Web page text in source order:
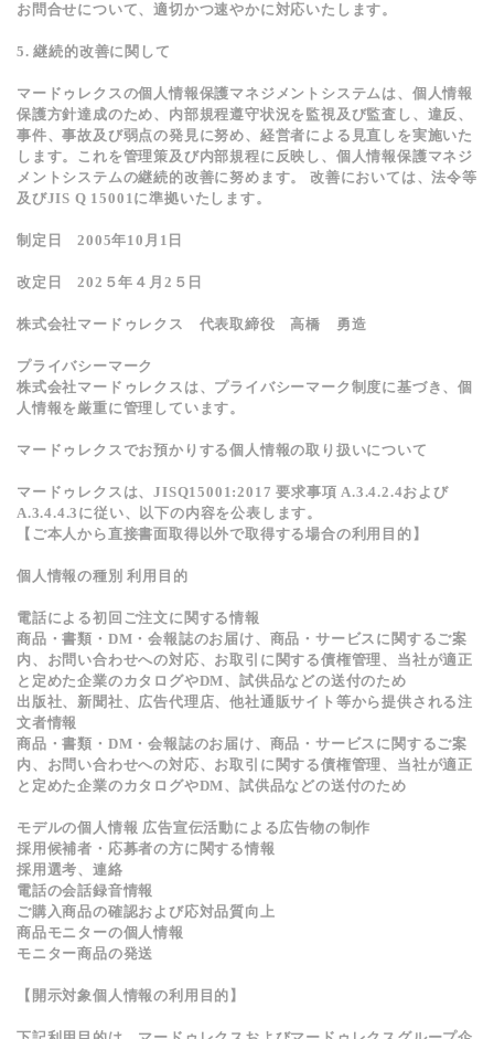
お問合せについて、適切かつ速やかに対応いたします。
5. 継続的改善に関して
マードゥレクスの個人情報保護マネジメントシステムは、個人情報
保護方針達成のため、内部規程遵守状況を監視及び監査し、違反、
事件、事故及び弱点の発見に努め、経営者による見直しを実施いた
します。これを管理策及び内部規程に反映し、個人情報保護マネジ
メントシステムの継続的改善に努めます。 改善においては、法令等
及びJIS Q 15001に準拠いたします。
制定日 2005年10月1日
改定日 202５年４月2５日
株式会社マードゥレクス 代表取締役 高橋 勇造
プライバシーマーク
株式会社マードゥレクスは、プライバシーマーク制度に基づき、個
人情報を厳重に管理しています。
マードゥレクスでお預かりする個人情報の取り扱いについて
マードゥレクスは、JISQ15001:2017 要求事項 A.3.4.2.4および
A.3.4.4.3に従い、以下の内容を公表します。
【ご本人から直接書面取得以外で取得する場合の利用目的】
個人情報の種別 利用目的
電話による初回ご注文に関する情報
商品・書類・DM・会報誌のお届け、商品・サービスに関するご案
内、お問い合わせへの対応、お取引に関する債権管理、当社が適正
と定めた企業のカタログやDM、試供品などの送付のため
出版社、新聞社、広告代理店、他社通販サイト等から提供される注
文者情報
商品・書類・DM・会報誌のお届け、商品・サービスに関するご案
内、お問い合わせへの対応、お取引に関する債権管理、当社が適正
と定めた企業のカタログやDM、試供品などの送付のため
モデルの個人情報 広告宣伝活動による広告物の制作
採用候補者・応募者の方に関する情報
採用選考、連絡
電話の会話録音情報
ご購入商品の確認および応対品質向上
商品モニターの個人情報
モニター商品の発送
【開示対象個人情報の利用目的】